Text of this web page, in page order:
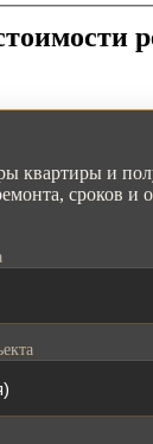
квартиры и
сроков и